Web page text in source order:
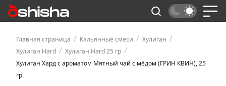
Главная страница / Кальянные смеси / Хулиган /
Хулиган Hard / Хулиган Hard 25 гр /
Хулиган Хард с ароматом Мятный чай с мёдом (ГРИН КВИН), 25
гр.